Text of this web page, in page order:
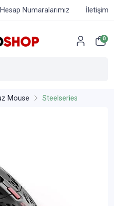
Hesap Numaralarımız İletişim
0
Mouse Steelseries